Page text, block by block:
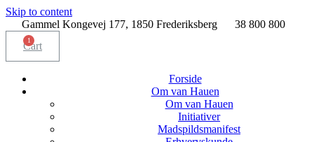
Skip to content
Gammel Kongevej 177, 1850 Frederiksberg
38 800 800
Cart
Forside
Om van Hauen
Om van Hauen
Initiativer
Madspildsmanifest